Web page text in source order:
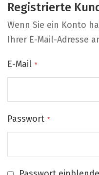
Registrierte
Wenn Sie ein Konto
Ihrer E-Mail-Adresse
E-Mail
Passwort